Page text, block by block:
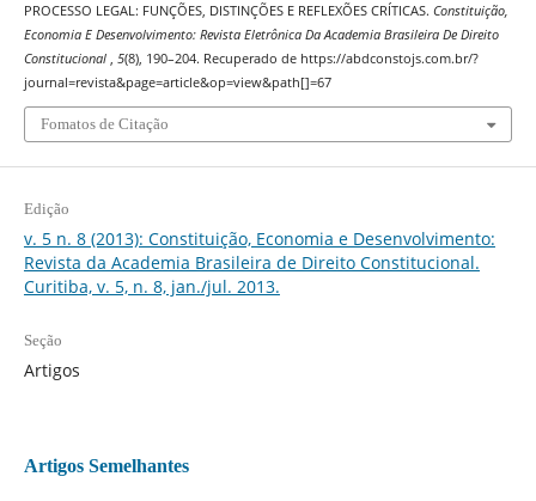
PROCESSO LEGAL: FUNÇÕES, DISTINÇÕES E REFLEXÕES CRÍTICAS. Constituição,
Economia E Desenvolvimento: Revista Eletrônica Da Academia Brasileira De Direito
Constitucional , 5(8), 190–204. Recuperado de https://abdconstojs.com.br/?
journal=revista&page=article&op=view&path[]=67
Fomatos de Citação
Edição
v. 5 n. 8 (2013): Constituição, Economia e Desenvolvimento:
Revista da Academia Brasileira de Direito Constitucional.
Curitiba, v. 5, n. 8, jan./jul. 2013.
Seção
Artigos
Artigos Semelhantes